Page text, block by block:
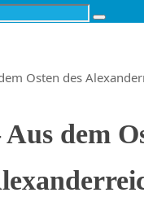
Suchen
Osten des
Aus dem